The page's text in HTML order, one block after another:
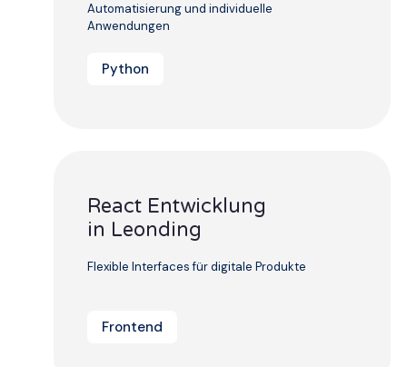
Automatisierung und individuelle
Anwendungen
Python
React Entwicklung
in Leonding
Flexible Interfaces für digitale Produkte
Frontend